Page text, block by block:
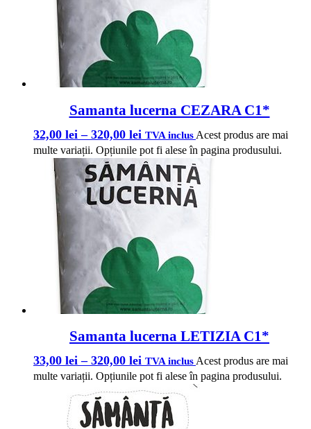
Samanta lucerna CEZARA C1*
32,00 lei – 320,00 lei TVA inclus Acest produs are mai
multe variații. Opțiunile pot fi alese în pagina produsului.
Samanta lucerna LETIZIA C1*
33,00 lei – 320,00 lei TVA inclusAcest produs are mai
multe variații. Opțiunile pot fi alese în pagina produsului.